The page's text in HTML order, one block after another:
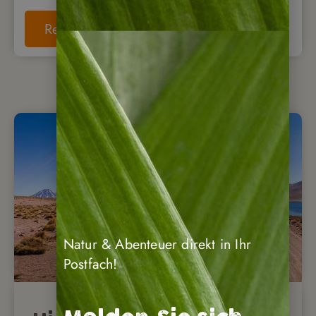
Reise anschauen
Natur & Abenteuer direkt in Ihr
Postfach!